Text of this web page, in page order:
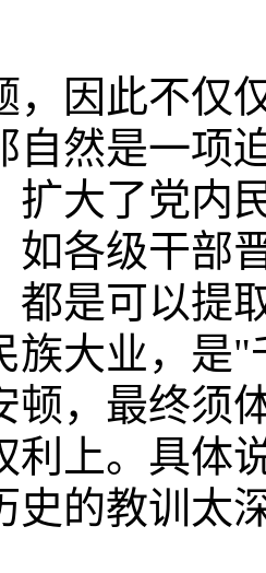
，因此不仅
自然是一项
扩大了党内
如各级干部
都是可以提
族大业，是
顿，最终须
利上。具体
史的教训太